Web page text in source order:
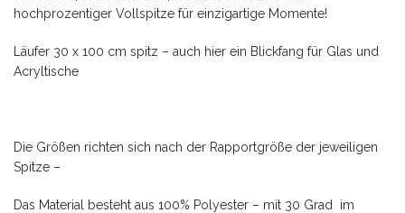
hochprozentiger Vollspitze für einzigartige Momente!
Läufer 30 x 100 cm spitz – auch hier ein Blickfang für Glas und
Acryltische
Die Größen richten sich nach der Rapportgröße der jeweiligen
Spitze –
Das Material besteht aus 100% Polyester – mit 30 Grad im